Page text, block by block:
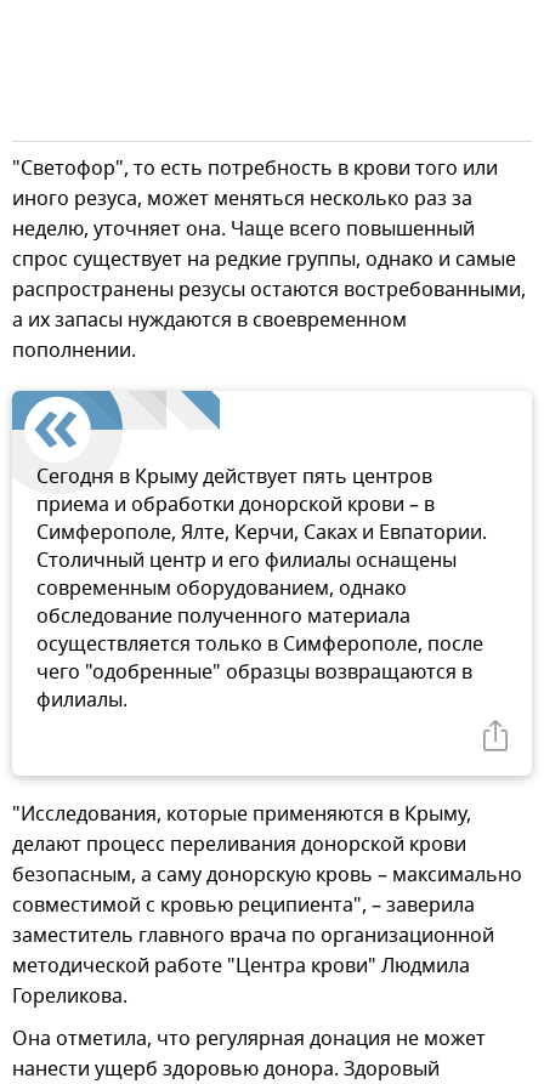
"Светофор", то есть потребность в крови того или
иного резуса, может меняться несколько раз за
неделю, уточняет она. Чаще всего повышенный
спрос существует на редкие группы, однако и самые
распространены резусы остаются востребованными,
а их запасы нуждаются в своевременном
пополнении.
Сегодня в Крыму действует пять центров
приема и обработки донорской крови – в
Симферополе, Ялте, Керчи, Саках и Евпатории.
Столичный центр и его филиалы оснащены
современным оборудованием, однако
обследование полученного материала
осуществляется только в Симферополе, после
чего "одобренные" образцы возвращаются в
филиалы.
"Исследования, которые применяются в Крыму,
делают процесс переливания донорской крови
безопасным, а саму донорскую кровь – максимально
совместимой с кровью реципиента", – заверила
заместитель главного врача по организационной
методической работе "Центра крови" Людмила
Гореликова.
Она отметила, что регулярная донация не может
нанести ущерб здоровью донора. Здоровый